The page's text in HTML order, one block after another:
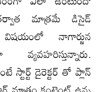
మాత్రమే డిసైడ్
నాగార్జున
డైరెక్టర్ తో ప్లాన్